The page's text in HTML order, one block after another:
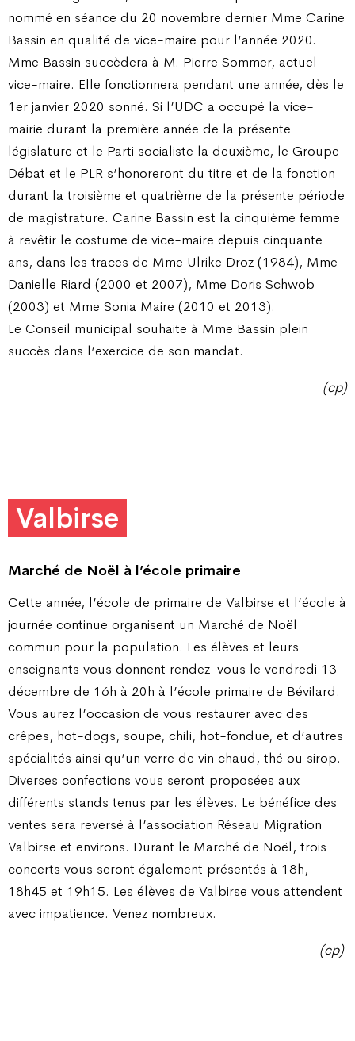
nommé en séance du 20 novembre dernier Mme Carine
Bassin en qualité de vice-maire pour l’année 2020.
Mme Bassin succèdera à M. Pierre Sommer, actuel
vice-maire. Elle fonctionnera pendant une année, dès le
1er janvier 2020 sonné. Si l’UDC a occupé la vice-
mairie durant la première année de la présente
législature et le Parti socialiste la deuxième, le Groupe
Débat et le PLR s’honoreront du titre et de la fonction
durant la troisième et quatrième de la présente période
de magistrature. Carine Bassin est la cinquième femme
à revêtir le costume de vice-maire depuis cinquante
ans, dans les traces de Mme Ulrike Droz (1984), Mme
Danielle Riard (2000 et 2007), Mme Doris Schwob
(2003) et Mme Sonia Maire (2010 et 2013).
Le Conseil municipal souhaite à Mme Bassin plein
succès dans l’exercice de son mandat.
(cp)
Valbirse
Marché de Noël à l’école primaire
Cette année, l’école de primaire de Valbirse et l’école à
journée continue organisent un Marché de Noël
commun pour la population. Les élèves et leurs
enseignants vous donnent rendez-vous le vendredi 13
décembre de 16h à 20h à l’école primaire de Bévilard.
Vous aurez l’occasion de vous restaurer avec des
crêpes, hot-dogs, soupe, chili, hot-fondue, et d’autres
spécialités ainsi qu’un verre de vin chaud, thé ou sirop.
Diverses confections vous seront proposées aux
différents stands tenus par les élèves. Le bénéfice des
ventes sera reversé à l’association Réseau Migration
Valbirse et environs. Durant le Marché de Noël, trois
concerts vous seront également présentés à 18h,
18h45 et 19h15. Les élèves de Valbirse vous attendent
avec impatience. Venez nombreux.
(cp)